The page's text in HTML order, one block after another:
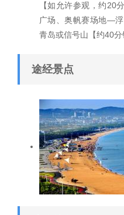
【如允许参观，约20
广场、奥帆赛场地—
青岛或信号山【约40分
途经景点